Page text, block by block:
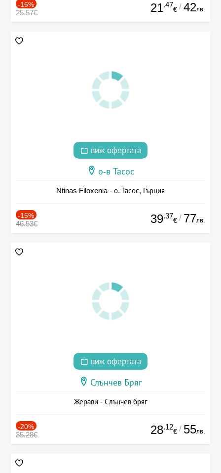
-16%
25.57€ 21.47
€ / 42лв.
виж офертата
о-в Тасос
Ntinas Filoxenia - о. Тасос, Гърция
-15%
46.53€ 39.37
€ / 77лв.
виж офертата
Слънчев Бряг
Жерави - Слънчев бряг
-20%
35.28€ 28.12
€ / 55лв.